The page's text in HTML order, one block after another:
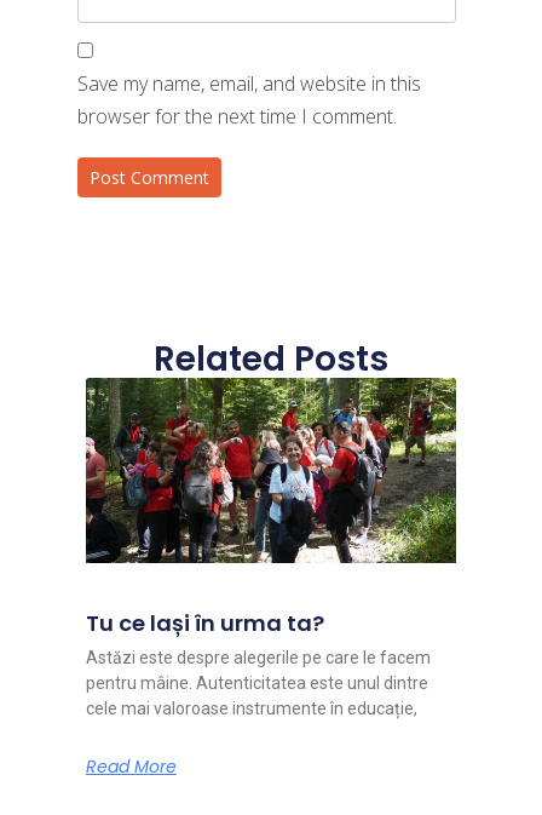
Save my name, email, and website in this
browser for the next time I comment.
Related Posts
Tu ce lași în urma ta?
Astăzi este despre alegerile pe care le facem
pentru mâine. Autenticitatea este unul dintre
cele mai valoroase instrumente în educație,
Read More